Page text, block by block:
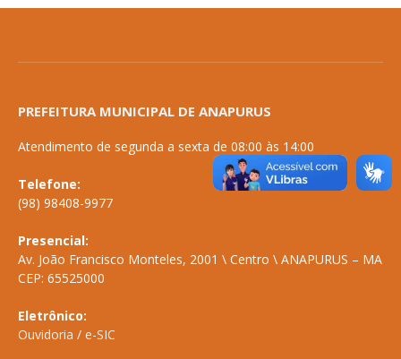
PREFEITURA MUNICIPAL DE ANAPURUS
Atendimento de segunda a sexta de 08:00 às 14:00
Telefone:
(98) 98408-9977
Presencial:
Av. João Francisco Monteles, 2001 \ Centro \ ANAPURUS – MA
CEP: 65525000
Eletrônico:
Ouvidoria / e-SIC